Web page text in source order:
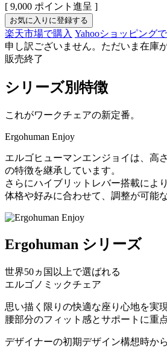
[ 9,000 ポイント進呈 ]
お気に入りに登録する
楽天市場で購入 Yahooショッピング
申し訳ございません。ただいま在庫
販売終了
シリーズ別特徴
これがワークチェアの新定番。
Ergohuman Enjoy
エルゴヒューマンエンジョイは、高
の特徴を継承しています。
さらにハイブリットレバー搭載によ
体格や好みに合わせて、調整が可能
Ergohuman シリーズ
世界50ヵ国以上で選ばれる
エルゴノミックチェア
思い描く限りの快適な座り心地を実
腰部分のフィット感とサポートに重
デザイナーの初期デザイン構想時か